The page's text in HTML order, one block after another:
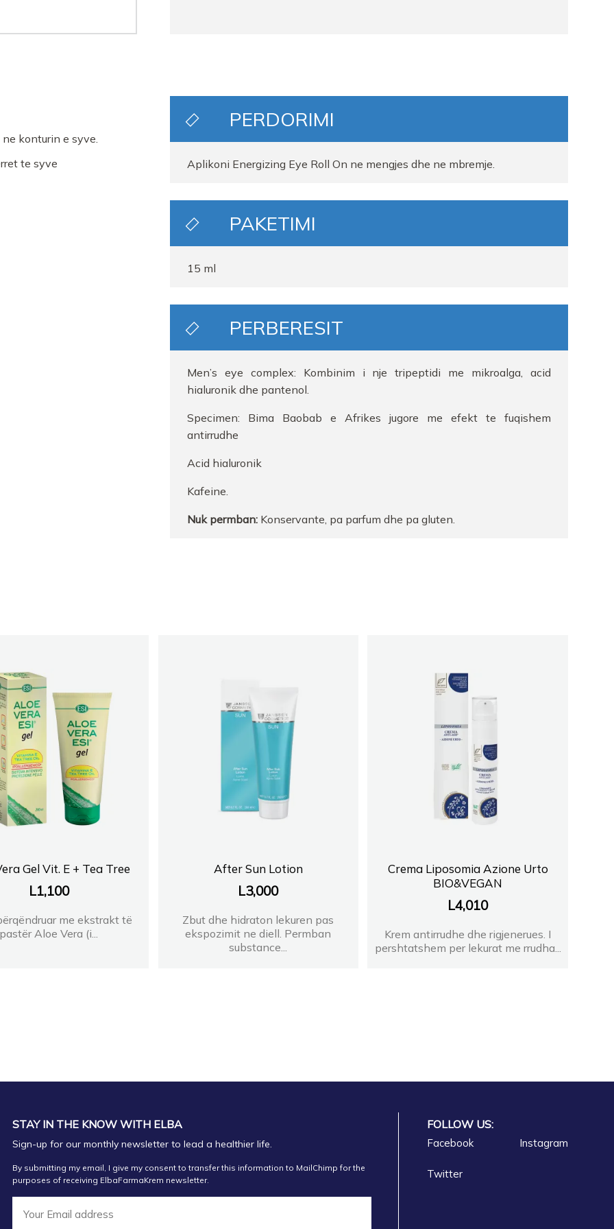
konturin e syve.
te syve
PERDORIMI
Aplikoni Energizing Eye Roll On ne mengjes dhe ne mbremje.
PAKETIMI
15 ml
PERBERESIT
Men’s eye complex: Kombinim i nje tripeptidi me mikroalga, acid
hialuronik dhe pantenol.
Specimen: Bima Baobab e Afrikes jugore me efekt te fuqishem
antirrudhe
Acid hialuronik
Kafeine.
Nuk permban: Konservante, pa parfum dhe pa gluten.
Gel Vit. E + Tea Tree
L1,100
me ekstrakt të
pastër Aloe Vera (i...
After Sun Lotion
L3,000
Zbut dhe hidraton lekuren pas
ekspozimit ne diell. Permban
substance...
Crema Liposomia Azione Urto
BIO&VEGAN
L4,010
Krem antirrudhe dhe rigjenerues. I
pershtatshem per lekurat me rrudha...
STAY IN THE KNOW WITH ELBA
Sign-up for our monthly newsletter to lead a healthier life.
By submitting my email, I give my consent to transfer this information to MailChimp for the
purposes of receiving ElbaFarmaKrem newsletter.
FOLLOW US:
Facebook Instagram
Twitter